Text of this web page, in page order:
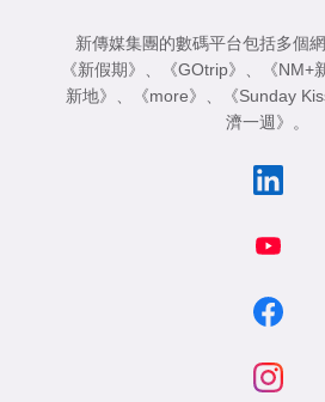
新傳媒集團的數碼平台包括多個
《新假期》
《GOtrip》 《NM+
新地》
《more》 《Sunday
濟一週》
。